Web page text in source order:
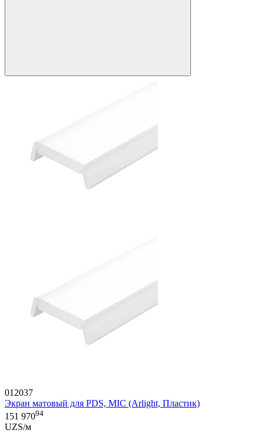
012037
Экран матовый для PDS, MIC (Arlight, Пластик)
151 97094
UZS/м